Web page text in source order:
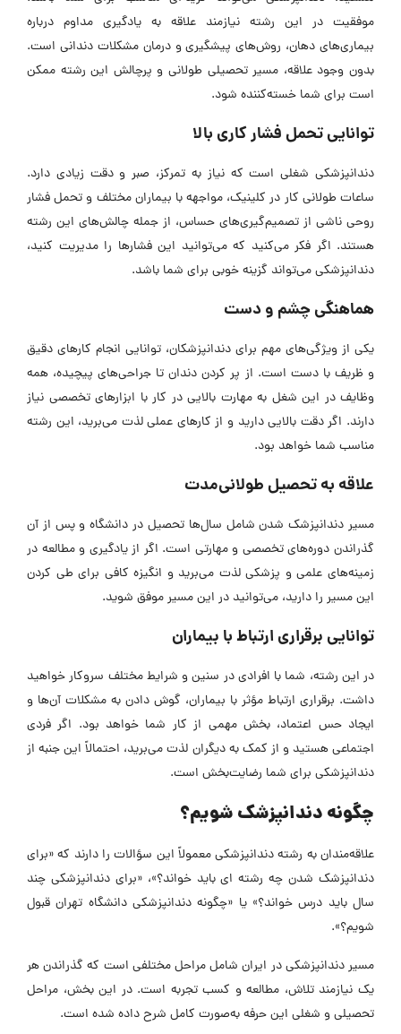
موفقیت در این رشته نیازمند علاقه به یادگیری مداوم درباره
بیماری‌های دهان، روش‌های پیشگیری و درمان مشکلات دندانی است.
بدون وجود علاقه، مسیر تحصیلی طولانی و پرچالش این رشته ممکن
است برای شما خسته‌کننده شود.
توانایی تحمل فشار کاری بالا
دندانپزشکی شغلی است که نیاز به تمرکز، صبر و دقت زیادی دارد.
ساعات طولانی کار در کلینیک، مواجهه با بیماران مختلف و تحمل فشار
روحی ناشی از تصمیم‌گیری‌های حساس، از جمله چالش‌های این رشته
هستند. اگر فکر می‌کنید که می‌توانید این فشار‌ها را مدیریت کنید،
دندانپزشکی می‌تواند گزینه خوبی برای شما باشد.
هماهنگی چشم و دست
یکی از ویژگی‌های مهم برای دندانپزشکان، توانایی انجام کار‌های دقیق
و ظریف با دست است. از پر کردن دندان تا جراحی‌های پیچیده، همه
وظایف در این شغل به مهارت بالایی در کار با ابزار‌های تخصصی نیاز
دارند. اگر دقت بالایی دارید و از کار‌های عملی لذت می‌برید، این رشته
مناسب شما خواهد بود.
علاقه به تحصیل طولانی‌مدت
مسیر دندانپزشک شدن شامل سال‌ها تحصیل در دانشگاه و پس از آن
گذراندن دوره‌های تخصصی و مهارتی است. اگر از یادگیری و مطالعه در
زمینه‌های علمی و پزشکی لذت می‌برید و انگیزه کافی برای طی کردن
این مسیر را دارید، می‌توانید در این مسیر موفق شوید.
توانایی برقراری ارتباط با بیماران
در این رشته، شما با افرادی در سنین و شرایط مختلف سروکار خواهید
داشت. برقراری ارتباط مؤثر با بیماران، گوش دادن به مشکلات آن‌ها و
ایجاد حس اعتماد، بخش مهمی از کار شما خواهد بود. اگر فردی
اجتماعی هستید و از کمک به دیگران لذت می‌برید، احتمالاً این جنبه از
دندانپزشکی برای شما رضایت‌بخش است.
چگونه دندانپزشک شویم؟
علاقه‌مندان به رشته دندانپزشکی معمولاً این سؤالات را دارند که «برای
دندانپزشک شدن چه رشته ‌ای باید خواند؟»، «برای دندانپزشکی چند
سال باید درس خواند؟» یا «چگونه دندانپزشکی دانشگاه تهران قبول
شویم؟».
مسیر دندانپزشکی در ایران شامل مراحل مختلفی است که گذراندن هر
یک نیازمند تلاش، مطالعه و کسب تجربه است. در این بخش، مراحل
تحصیلی و شغلی این حرفه به‌صورت کامل شرح داده شده است.